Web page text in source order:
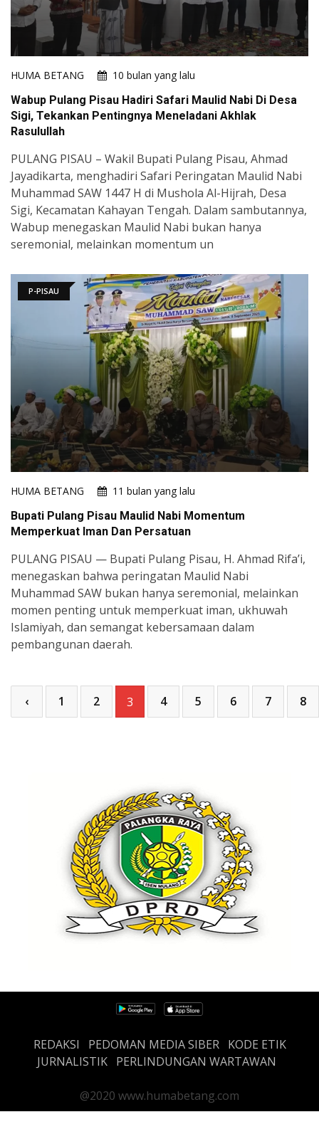
HUMA BETANG
10 bulan yang lalu
Wabup Pulang Pisau Hadiri Safari Maulid Nabi Di Desa
Sigi, Tekankan Pentingnya Meneladani Akhlak
Rasulullah
PULANG PISAU – Wakil Bupati Pulang Pisau, Ahmad
Jayadikarta, menghadiri Safari Peringatan Maulid Nabi
Muhammad SAW 1447 H di Mushola Al-Hijrah, Desa
Sigi, Kecamatan Kahayan Tengah. Dalam sambutannya,
Wabup menegaskan Maulid Nabi bukan hanya
seremonial, melainkan momentum un
P-PISAU
HUMA BETANG
11 bulan yang lalu
Bupati Pulang Pisau Maulid Nabi Momentum
Memperkuat Iman Dan Persatuan
PULANG PISAU — Bupati Pulang Pisau, H. Ahmad Rifa’i,
menegaskan bahwa peringatan Maulid Nabi
Muhammad SAW bukan hanya seremonial, melainkan
momen penting untuk memperkuat iman, ukhuwah
Islamiyah, dan semangat kebersamaan dalam
pembangunan daerah.
‹ 1 2 3 4 5 6 7 8
REDAKSI PEDOMAN MEDIA SIBER
KODE ETIK
JURNALISTIK PERLINDUNGAN WARTAWAN
@2020 www.humabetang.com